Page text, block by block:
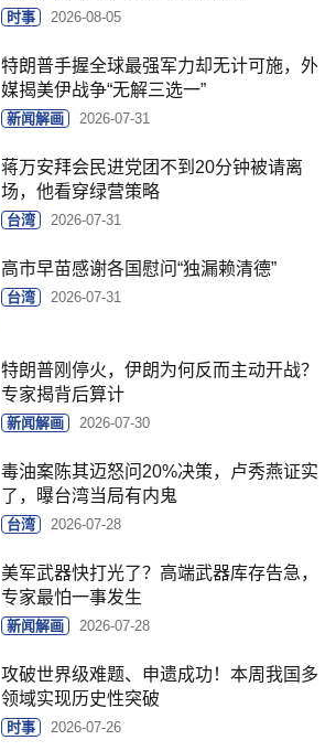
时事 2026-08-05
特朗普手握全球最强军力却无计可施，外
媒揭美伊战争“无解三选一”
新闻解画 2026-07-31
蒋万安拜会民进党团不到20分钟被请离
场，他看穿绿营策略
台湾 2026-07-31
高市早苗感谢各国慰问“独漏赖清德”
台湾 2026-07-31
特朗普刚停火，伊朗为何反而主动开战？
专家揭背后算计
新闻解画 2026-07-30
毒油案陈其迈怒问20%决策，卢秀燕证实
了，曝台湾当局有内鬼
台湾 2026-07-28
美军武器快打光了？高端武器库存告急，
专家最怕一事发生
新闻解画 2026-07-28
攻破世界级难题、申遗成功！本周我国多
领域实现历史性突破
时事 2026-07-26